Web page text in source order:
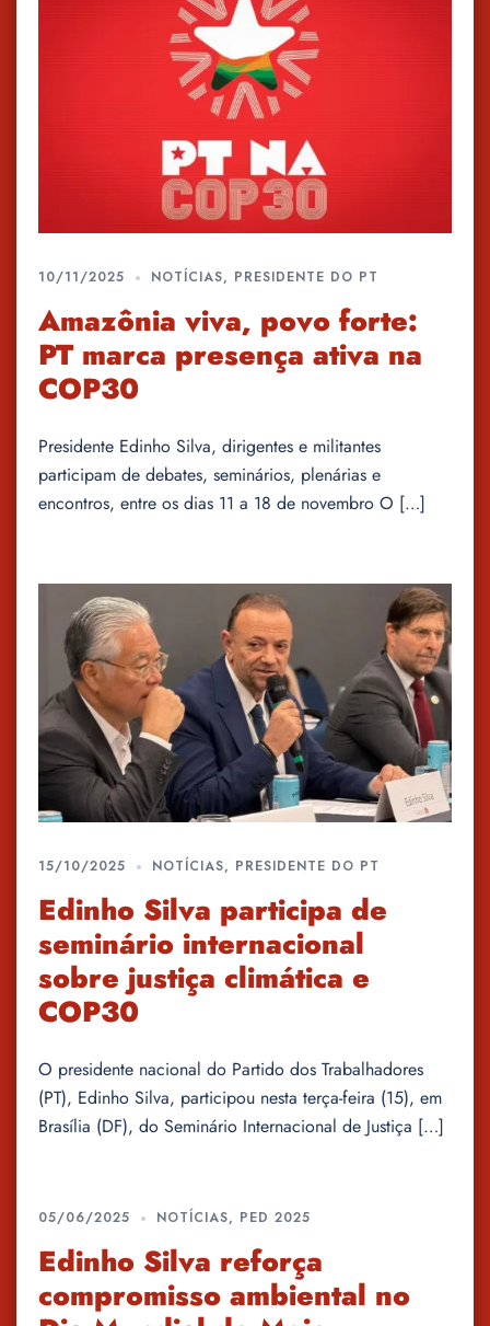
10/11/2025 NOTÍCIAS, PRESIDENTE DO PT
Amazônia viva, povo forte:
PT marca presença ativa na
COP30
Presidente Edinho Silva, dirigentes e militantes
participam de debates, seminários, plenárias e
encontros, entre os dias 11 a 18 de novembro O […]
15/10/2025 NOTÍCIAS, PRESIDENTE DO PT
Edinho Silva participa de
seminário internacional
sobre justiça climática e
COP30
O presidente nacional do Partido dos Trabalhadores
(PT), Edinho Silva, participou nesta terça-feira (15), em
Brasília (DF), do Seminário Internacional de Justiça […]
05/06/2025 NOTÍCIAS, PED 2025
Edinho Silva reforça
compromisso ambiental no